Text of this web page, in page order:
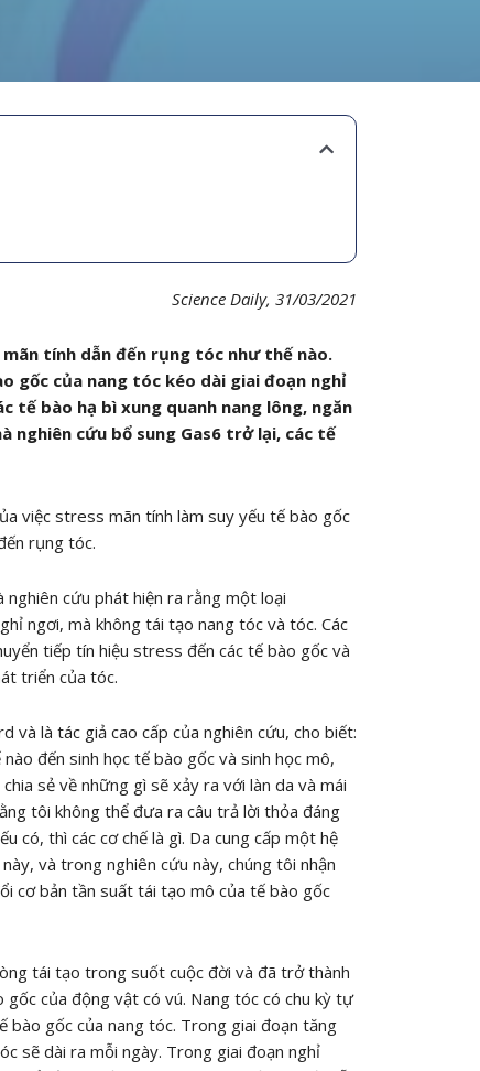
Science Daily, 31/03/2021
tính dẫn đến rụng tóc như thế nào.
gốc của nang tóc kéo dài giai đoạn nghỉ
tế bào hạ bì xung quanh nang lông, ngăn
nghiên cứu bổ sung Gas6 trở lại, các tế
việc stress mãn tính làm suy yếu tế bào gốc
rụng tóc.
nghiên cứu phát hiện ra rằng một loại
ngơi, mà không tái tạo nang tóc và tóc. Các
tiếp tín hiệu stress đến các tế bào gốc và
triển của tóc.
và là tác giả cao cấp của nghiên cứu, cho biết:
đến sinh học tế bào gốc và sinh học mô,
sẻ về những gì sẽ xảy ra với làn da và mái
tôi không thể đưa ra câu trả lời thỏa đáng
có, thì các cơ chế là gì. Da cung cấp một hệ
và trong nghiên cứu này, chúng tôi nhận
cơ bản tần suất tái tạo mô của tế bào gốc
tái tạo trong suốt cuộc đời và đã trở thành
gốc của động vật có vú. Nang tóc có chu kỳ tự
gốc của nang tóc. Trong giai đoạn tăng
sẽ dài ra mỗi ngày. Trong giai đoạn nghỉ